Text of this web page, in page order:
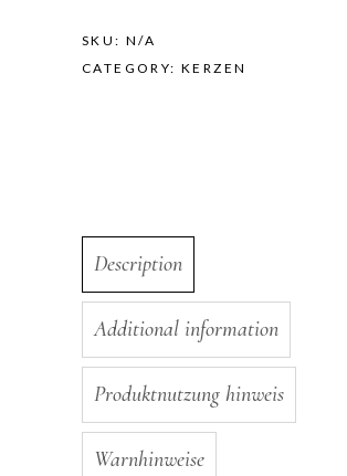
SKU: N/A
CATEGORY:KERZEN
Description
Additional information
Produktnutzung hinweis
Warnhinweise